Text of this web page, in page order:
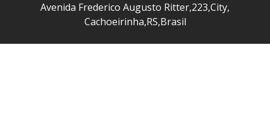
Avenida Frederico Augusto Ritter,223,City,
Cachoeirinha,RS,Brasil